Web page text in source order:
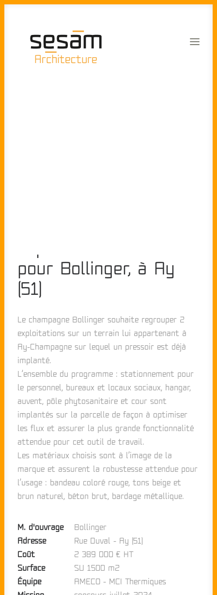
pour Bollinger, à Ay
(51)
Le champagne Bollinger souhaite regrouper 2
exploitations sur un terrain lui appartenant à
Ay-Champagne sur lequel un pressoir est déjà
implanté.
L’ensemble du programme : stationnement pour
le personnel, bureaux et locaux sociaux, hangar,
auvent, pôle phytosanitaire et cour sont
implantés sur la parcelle de façon à optimiser
les flux et assurer la plus grande fonctionnalité
attendue pour cet outil de travail.
Les matériaux choisis sont à l’image de la
marque et assurent la robustesse attendue pour
l’usage : bandeau coloré rouge, tons beige et
brun naturel, béton brut, bardage métallique.
M. d'ouvrage
Bollinger
Adresse
Rue Duval - Ay (51)
Coût
2 389 000 € HT
Surface
SU 1500 m2
Équipe
AMECO - MCI Thermiques